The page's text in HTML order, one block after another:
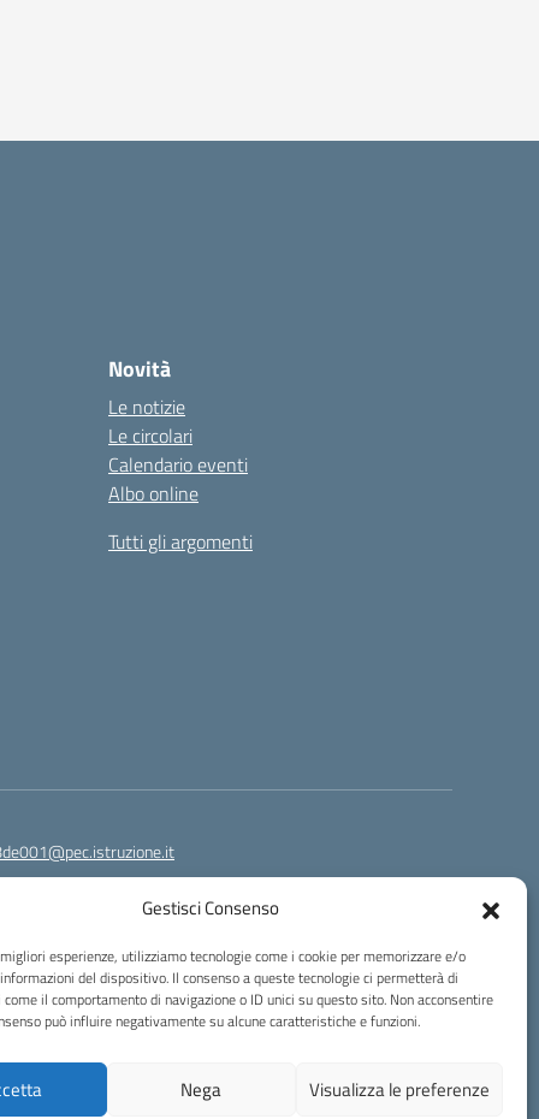
Gestisci Consenso
esperienze, utilizziamo tecnologie come i cookie per memorizzare e/o
del dispositivo. Il consenso a queste tecnologie ci permetterà di
il comportamento di navigazione o ID unici su questo sito. Non acconsentire
può influire negativamente su alcune caratteristiche e funzioni.
Nega Visualizza le preferenze
Novità
Le notizie
Le circolari
Calendario eventi
Albo online
Tutti gli argomenti
Idea e progetto di Designers Italia